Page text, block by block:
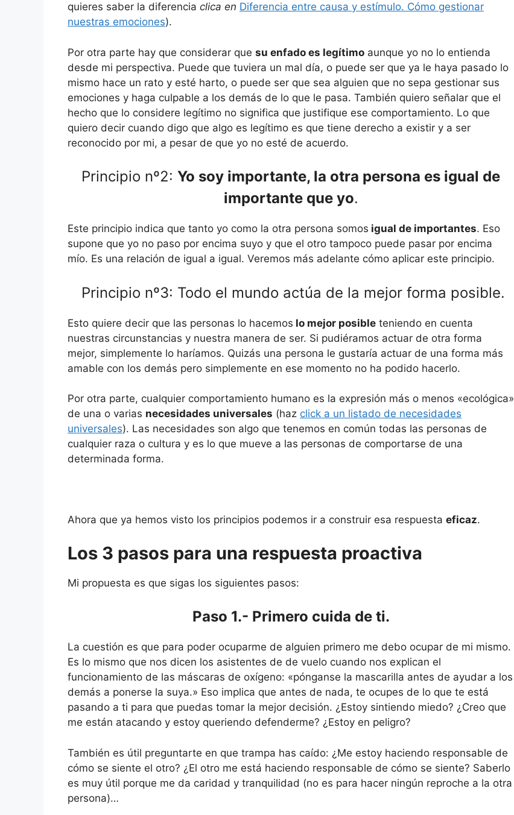
quieres saber la diferencia clica en Diferencia entre causa y estímulo. Cómo gestionar
nuestras emociones).
Por otra parte hay que considerar que su enfado es legítimo aunque yo no lo entienda
desde mi perspectiva. Puede que tuviera un mal día, o puede ser que ya le haya pasado lo
mismo hace un rato y esté harto, o puede ser que sea alguien que no sepa gestionar sus
emociones y haga culpable a los demás de lo que le pasa. También quiero señalar que el
hecho que lo considere legítimo no significa que justifique ese comportamiento. Lo que
quiero decir cuando digo que algo es legítimo es que tiene derecho a existir y a ser
reconocido por mi, a pesar de que yo no esté de acuerdo.
Principio nº2: Yo soy importante, la otra persona es igual de
importante que yo.
Este principio indica que tanto yo como la otra persona somos igual de importantes. Eso
supone que yo no paso por encima suyo y que el otro tampoco puede pasar por encima
mío. Es una relación de igual a igual. Veremos más adelante cómo aplicar este principio.
Principio nº3: Todo el mundo actúa de la mejor forma posible.
Esto quiere decir que las personas lo hacemos lo mejor posible teniendo en cuenta
nuestras circunstancias y nuestra manera de ser. Si pudiéramos actuar de otra forma
mejor, simplemente lo haríamos. Quizás una persona le gustaría actuar de una forma más
amable con los demás pero simplemente en ese momento no ha podido hacerlo.
Por otra parte, cualquier comportamiento humano es la expresión más o menos «ecológica»
de una o varias necesidades universales (haz click a un listado de necesidades
universales). Las necesidades son algo que tenemos en común todas las personas de
cualquier raza o cultura y es lo que mueve a las personas de comportarse de una
determinada forma.
Ahora que ya hemos visto los principios podemos ir a construir esa respuesta eficaz.
Los 3 pasos para una respuesta proactiva
Mi propuesta es que sigas los siguientes pasos:
Paso 1.- Primero cuida de ti.
La cuestión es que para poder ocuparme de alguien primero me debo ocupar de mi mismo.
Es lo mismo que nos dicen los asistentes de de vuelo cuando nos explican el
funcionamiento de las máscaras de oxígeno: «pónganse la mascarilla antes de ayudar a los
demás a ponerse la suya.» Eso implica que antes de nada, te ocupes de lo que te está
pasando a ti para que puedas tomar la mejor decisión. ¿Estoy sintiendo miedo? ¿Creo que
me están atacando y estoy queriendo defenderme? ¿Estoy en peligro?
También es útil preguntarte en que trampa has caído: ¿Me estoy haciendo responsable de
cómo se siente el otro? ¿El otro me está haciendo responsable de cómo se siente? Saberlo
es muy útil porque me da caridad y tranquilidad (no es para hacer ningún reproche a la otra
persona)…